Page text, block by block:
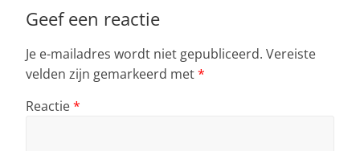
Geef een reactie
Je e-mailadres wordt niet gepubliceerd. Vereiste
velden zijn gemarkeerd met*
Reactie*